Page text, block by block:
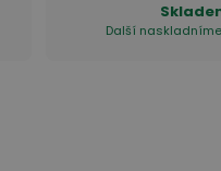
Další naskladníme